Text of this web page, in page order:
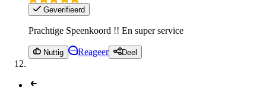
Geverifieerd
Prachtige Speenkoord !! En super service
Nuttig Reageer Deel